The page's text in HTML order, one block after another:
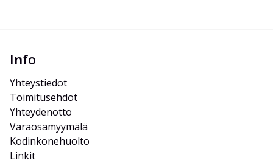
Info
Yhteystiedot
Toimitusehdot
Yhteydenotto
Varaosamyymälä
Kodinkonehuolto
Linkit